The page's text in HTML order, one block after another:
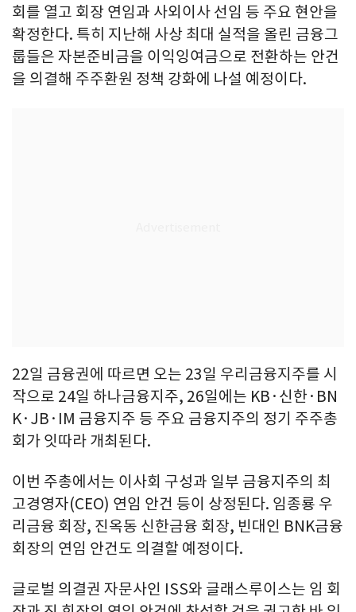
회를 열고 회장 연임과 사외이사 선임 등 주요 현안을
확정한다. 특히 지난해 사상 최대 실적을 올린 금융그
룹들은 자본준비금을 이익잉여금으로 전환하는 안건
을 의결해 주주환원 정책 강화에 나설 예정이다.
22일 금융권에 따르면 오는 23일 우리금융지주를 시
작으로 24일 하나금융지주, 26일에는 KB·신한·BN
K·JB·IM 금융지주 등 주요 금융지주의 정기 주주총
회가 잇따라 개최된다.
이번 주총에서는 이사회 구성과 일부 금융지주의 최
고경영자(CEO) 연임 안건 등이 상정된다. 임종룡 우
리금융 회장, 진옥동 신한금융 회장, 빈대인 BNK금융
회장의 연임 안건도 의결할 예정이다.
글로벌 의결권 자문사인 ISS와 글래스루이스는 임 회